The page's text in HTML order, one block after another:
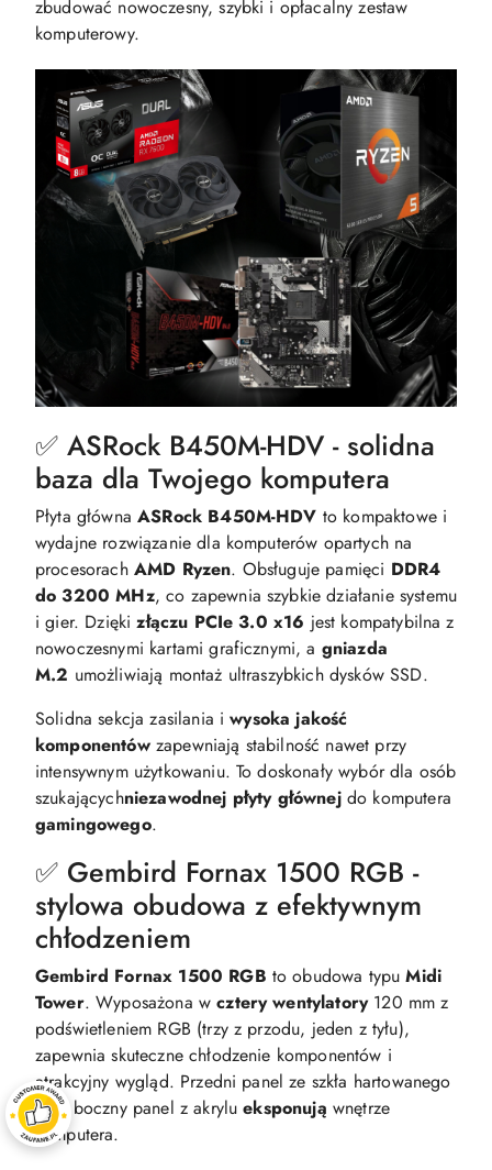
zbudować nowoczesny, szybki i opłacalny zestaw
komputerowy.
✅ ASRock B450M-HDV - solidna
baza dla Twojego komputera
Płyta głównaASRock B450M-HDV to kompaktowe i
wydajne rozwiązanie dla komputerów opartych na
procesorach AMD Ryzen. Obsługuje pamięci DDR4
do 3200 MHz, co zapewnia szybkie działanie systemu
i gier. Dziękizłączu PCIe 3.0 x16 jest kompatybilna z
nowoczesnymi kartami graficznymi, a gniazda
M.2 umożliwiają montaż ultraszybkich dysków SSD.
Solidna sekcja zasilania iwysoka jakość
komponentówzapewniają stabilność nawet przy
intensywnym użytkowaniu. To doskonały wybór dla osób
szukającychniezawodnej płyty głównejdo komputera
gamingowego.
✅ Gembird Fornax 1500 RGB -
stylowa obudowa z efektywnym
chłodzeniem
Gembird Fornax 1500 RGB to obudowa typuMidi
Tower. Wyposażona wcztery wentylatory120 mm z
podświetleniem RGB (trzy z przodu, jeden z tyłu),
zapewnia skuteczne chłodzenie komponentów i
atrakcyjny wygląd. Przedni panel ze szkła hartowanego
oraz boczny panel z akrylueksponują wnętrze
komputera.